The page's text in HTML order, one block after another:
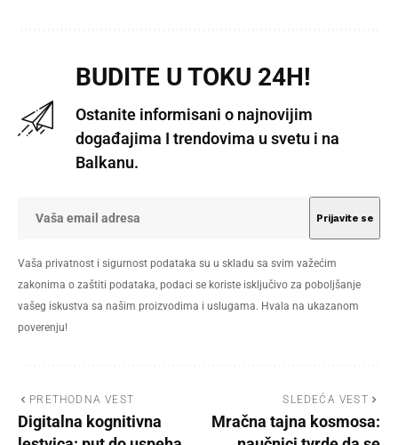
BUDITE U TOKU 24H!
Ostanite informisani o najnovijim
događajima I trendovima u svetu i na
Balkanu.
Vaša privatnost i sigurnost podataka su u skladu sa svim važećim
zakonima o zaštiti podataka, podaci se koriste isključivo za poboljšanje
vašeg iskustva sa našim proizvodima i uslugama. Hvala na ukazanom
poverenju!
PRETHODNA VEST
Digitalna kognitivna
SLEDEĆA VEST
Mračna tajna kosmosa: